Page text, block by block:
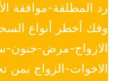
رد المطلقة-موافقة
وفك أخطر أنواع
الازواج-مرض-جنون-
الاخوات-الزواج بمن